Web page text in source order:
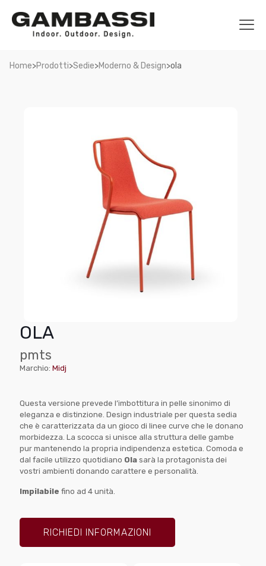
Home>Prodotti>Sedie>Moderno & Design>ola
OLA
pmts
Marchio: Midj
Questa versione prevede l’imbottitura in pelle sinonimo di
eleganza e distinzione. Design industriale per questa sedia
che è caratterizzata da un gioco di linee curve che le donano
morbidezza. La scocca si unisce alla struttura delle gambe
pur mantenendo la propria indipendenza estetica. Comoda e
dal facile utilizzo quotidiano Ola sarà la protagonista dei
vostri ambienti donando carattere e personalità.
Impilabile fino ad 4 unità.
RICHIEDI INFORMAZIONI